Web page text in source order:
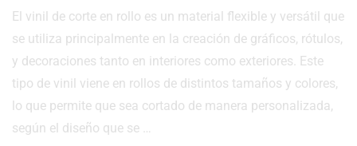
El vinil de corte en rollo es un material flexible y versátil que
se utiliza principalmente en la creación de gráficos, rótulos,
y decoraciones tanto en interiores como exteriores. Este
tipo de vinil viene en rollos de distintos tamaños y colores,
lo que permite que sea cortado de manera personalizada,
según el diseño que se …